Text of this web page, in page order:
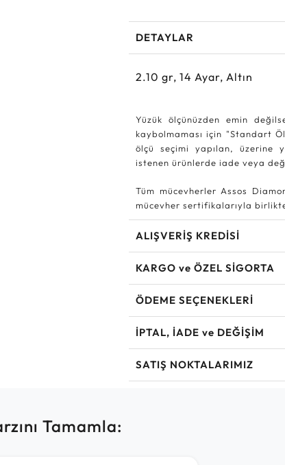
DETAYLAR
2.10gr,14Ayar, Altın
Yüzük ölçünüzden emin
kaybolmaması için "Standart
ölçü seçimi yapılan, üzerine
istenen ürünlerde iade veya
Tüm mücevherler Assos
mücevher sertifikalarıyla
ALIŞVERİŞ KREDİSİ
KARGO ve ÖZEL SİGORTA
ÖDEME SEÇENEKLERİ
İPTAL, İADE ve DEĞİŞİM
SATIŞ NOKTALARIMIZ
Tamamla: